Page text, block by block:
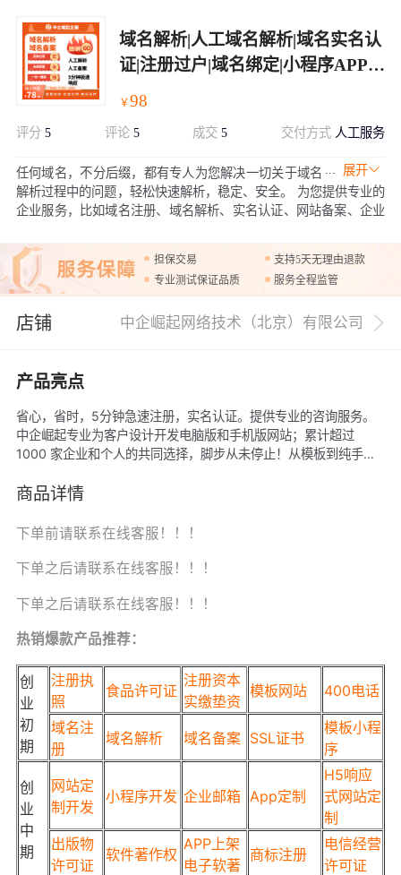
域名解析|人工域名解析|域名实名认
证|注册过户|域名绑定|小程序APP域
￥98
评分 5 评论 5 成交5 交付方式 人工服务
展开
任何域名，不分后缀，都有专人为您解决一切关于域名
解析过程中的问题，轻松快速解析，稳定、安全。 为您提供专业的
企业服务，比如域名注册、域名解析、实名认证、网站备案、企业
专业团队为您提供1V1专属服务。
担保交易
支持5天无理由退款
专业测试保证品质
服务全程监管
店铺 中企崛起网络技术（北京）有限公司
产品亮点
省心，省时，5分钟急速注册，实名认证。提供专业的咨询服务。
中企崛起专业为客户设计开发电脑版和手机版网站；累计超过
1000 家企业和个人的共同选择，脚步从未停止！从模板到纯手工
商品详情
下单前请联系在线客服！！！
下单之后请联系在线客服！！！
下单之后请联系在线客服！！！
热销爆款产品推荐：
创
业
初
期
注册执
照
食品许可证
注册资本
实缴垫资
模板网站 400电话
域名注
册
域名解析 域名备案 SSL证书
模板小程
序
创
业
中
期
网站定
制开发
小程序开发 企业邮箱 App定制
H5响应
式网站定
制
出版物
许可证
软件著作权
APP上架
电子软著
商标注册
电信经营
许可证